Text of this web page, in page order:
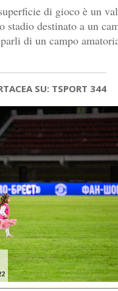
di gioco è un
stadio destinato a un
di un campo
SU: TSPORT 344